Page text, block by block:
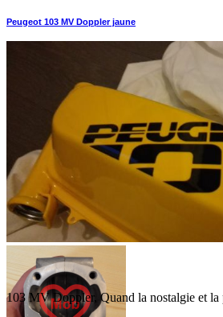
Peugeot 103 MV Doppler jaune
103 MV Doppler, Quand la nostalgie et la